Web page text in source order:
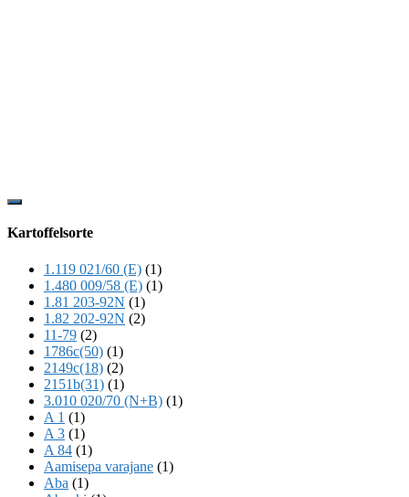
Show
Content
Kartoffelsorte
1.119 021/60 (E) (1)
1.480 009/58 (E) (1)
1.81 203-92N (1)
1.82 202-92N (2)
11-79 (2)
1786c(50) (1)
2149c(18) (2)
2151b(31) (1)
3.010 020/70 (N+B) (1)
A 1 (1)
A 3 (1)
A 84 (1)
Aamisepa varajane (1)
Aba (1)